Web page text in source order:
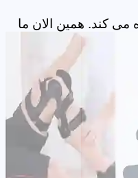
کند. همین الان ما